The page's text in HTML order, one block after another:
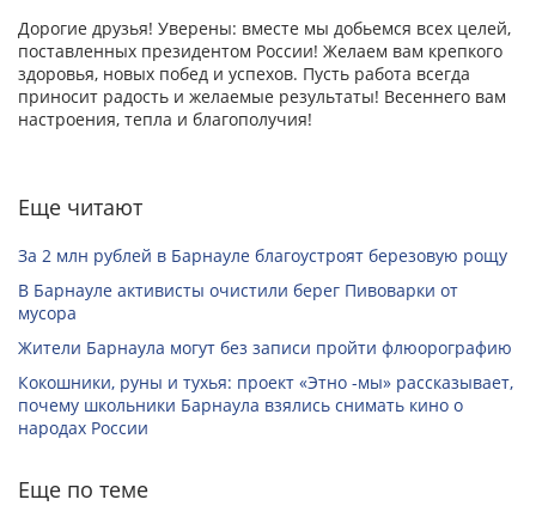
Дорогие друзья! Уверены: вместе мы добьемся всех целей,
поставленных президентом России! Желаем вам крепкого
здоровья, новых побед и успехов. Пусть работа всегда
приносит радость и желаемые результаты! Весеннего вам
настроения, тепла и благополучия!
Еще читают
За 2 млн рублей в Барнауле благоустроят березовую рощу
В Барнауле активисты очистили берег Пивоварки от
мусора
Жители Барнаула могут без записи пройти флюорографию
Кокошники, руны и тухья: проект «Этно -мы» рассказывает,
почему школьники Барнаула взялись снимать кино о
народах России
Еще по теме